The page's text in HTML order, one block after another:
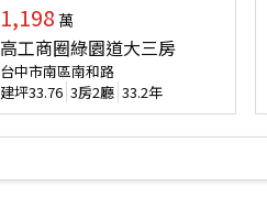
1,198 萬
高工商圈綠園道大三房
台中市南區南和路
建坪33.76 3房2廳 33.2年